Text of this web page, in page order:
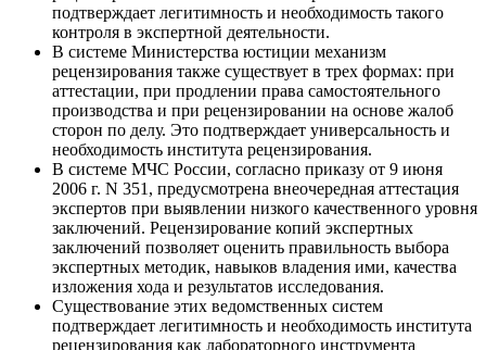
подтверждает легитимность и необходимость такого
контроля в экспертной деятельности.
В системе Министерства юстиции механизм
рецензирования также существует в трех формах: при
аттестации, при продлении права самостоятельного
производства и при рецензировании на основе жалоб
сторон по делу. Это подтверждает универсальность и
необходимость института рецензирования.
В системе МЧС России, согласно приказу от 9 июня
2006 г. N 351, предусмотрена внеочередная аттестация
экспертов при выявлении низкого качественного уровня
заключений. Рецензирование копий экспертных
заключений позволяет оценить правильность выбора
экспертных методик, навыков владения ими, качества
изложения хода и результатов исследования.
Существование этих ведомственных систем
подтверждает легитимность и необходимость института
рецензирования как лабораторного инструмента